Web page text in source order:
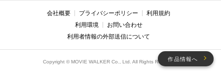
作品情報へ
会社概要 プライバシーポリシー
利用規約
利用環境
お問い合わせ
利用者情報の外部送信について
Copyright © MOVIE WALKER Co., Ltd. All Rights Reserved.